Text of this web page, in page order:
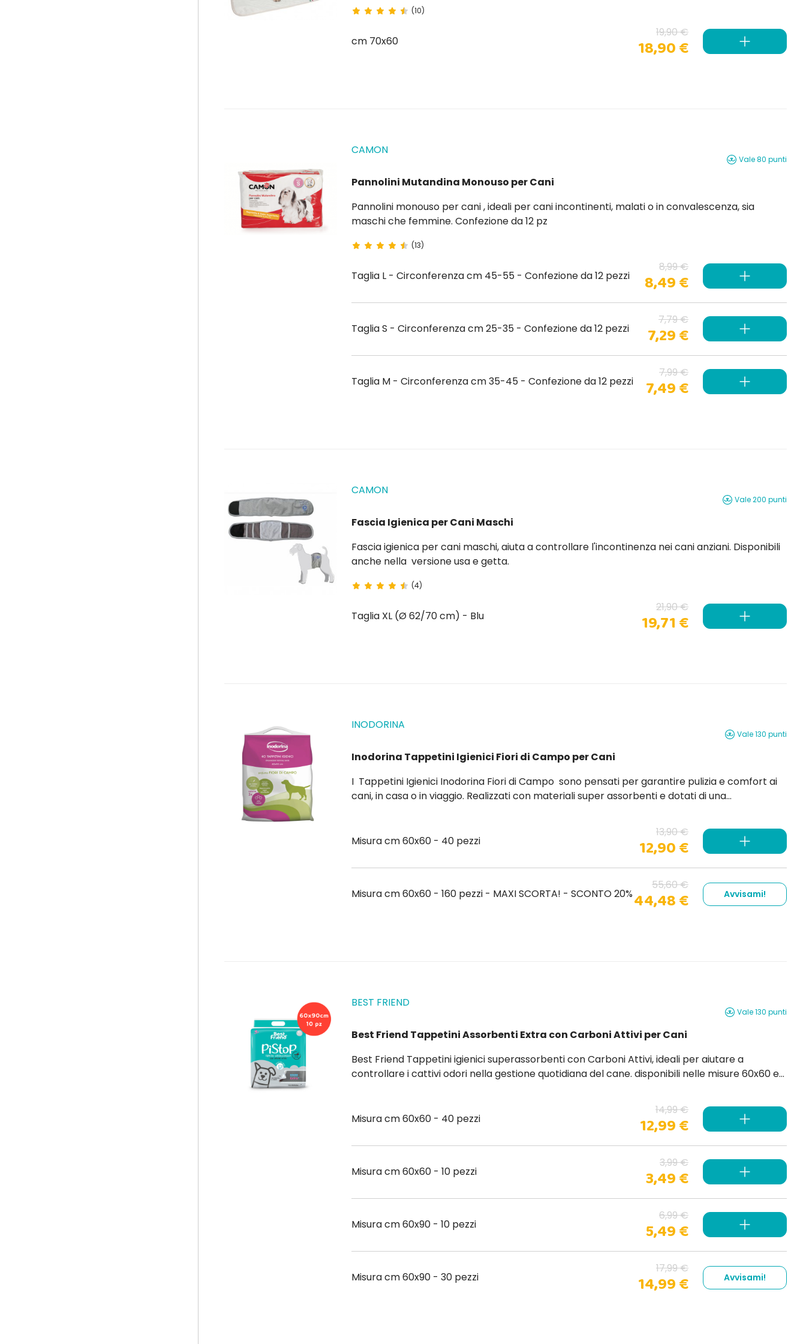
(10)
cm 70x60
19,90 €
18,90 €
CAMON
Vale 80 punti
Pannolini Mutandina Monouso per Cani
Pannolini monouso per cani , ideali per cani incontinenti, malati o in convalescenza, sia
maschi che femmine. Confezione da 12 pz
(13)
Taglia L - Circonferenza cm 45-55 - Confezione da 12 pezzi
8,99 €
8,49 €
Taglia S - Circonferenza cm 25-35 - Confezione da 12 pezzi
7,79 €
7,29 €
Taglia M - Circonferenza cm 35-45 - Confezione da 12 pezzi
7,99 €
7,49 €
CAMON
Vale 200 punti
Fascia Igienica per Cani Maschi
Fascia igienica per cani maschi, aiuta a controllare l'incontinenza nei cani anziani. Disponibili
anche nella versione usa e getta.
(4)
Taglia XL (Ø 62/70 cm) - Blu
21,90 €
19,71 €
INODORINA
Vale 130 punti
Inodorina Tappetini Igienici Fiori di Campo per Cani
I Tappetini Igienici Inodorina Fiori di Campo sono pensati per garantire pulizia e comfort ai
cani, in casa o in viaggio. Realizzati con materiali super assorbenti e dotati di una
Misura cm 60x60 - 40 pezzi
13,90 €
12,90 €
Misura cm 60x60 - 160 pezzi - MAXI SCORTA! - SCONTO 20%
55,60 €
44,48 € Avvisami!
BEST FRIEND
Vale 130 punti
Best Friend Tappetini Assorbenti Extra con Carboni Attivi per Cani
Best Friend Tappetini igienici superassorbenti con Carboni Attivi, ideali per aiutare a
controllare i cattivi odori nella gestione quotidiana del cane. disponibili nelle misure 60x60 e
Misura cm 60x60 - 40 pezzi
14,99 €
12,99 €
Misura cm 60x60 - 10 pezzi
3,99 €
3,49 €
Misura cm 60x90 - 10 pezzi
6,99 €
5,49 €
Misura cm 60x90 - 30 pezzi
17,99 €
14,99 € Avvisami!